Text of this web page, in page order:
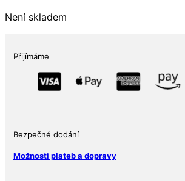
Není skladem
Přijímáme
Bezpečné dodání
Možnosti plateb a dopravy